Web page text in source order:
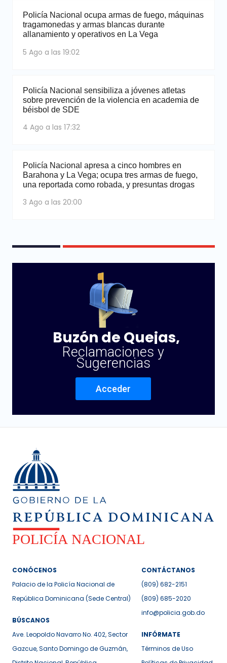
Policía Nacional ocupa armas de fuego, máquinas
tragamonedas y armas blancas durante
allanamiento y operativos en La Vega
5 Ago a las 19:02
Policía Nacional sensibiliza a jóvenes atletas
sobre prevención de la violencia en academia de
béisbol de SDE
4 Ago a las 17:32
Policía Nacional apresa a cinco hombres en
Barahona y La Vega; ocupa tres armas de fuego,
una reportada como robada, y presuntas drogas
3 Ago a las 20:00
Buzón de Quejas,
Reclamaciones y
Sugerencias
Acceder
CONÓCENOS
Palacio de la Policía Nacional de
República Dominicana (Sede Central)
BÚSCANOS
Ave. Leopoldo Navarro No. 402, Sector
Gazcue, Santo Domingo de Guzmán,
CONTÁCTANOS
(809) 682-2151
(809) 685-2020
info@policia.gob.do
INFÓRMATE
Términos de Uso